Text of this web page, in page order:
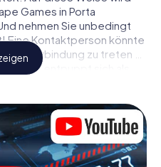
Games in Porta
nehmen Sie unbedingt
Eine Kontaktperson könnte
in Verbindung zu treten …
entpuppt sich als
und vor allem: Vertrauen
Escape Room in Porta